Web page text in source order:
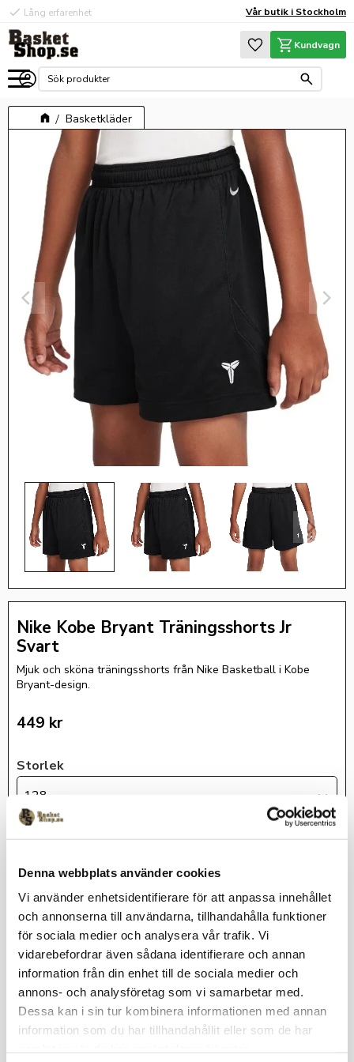
Denna webbplats använder cookies
Vi använder enhetsidentifierare för att anpassa innehållet
och annonserna till användarna, tillhandahålla funktioner
för sociala medier och analysera vår trafik. Vi
vidarebefordrar även sådana identifierare och annan
information från din enhet till de sociala medier och
annons- och analysföretag som vi samarbetar med.
Dessa kan i sin tur kombinera informationen med annan
information som du har tillhandahållit eller som de har
Meny
check Lång erfarenhet
check Hög kvalité Vår butik i Stockholm
Favoriter
Kundvagn
Basketkläder
Nike Kobe Bryant Träningsshorts Jr
Svart
Mjuk och sköna träningsshorts från Nike Basketball i Kobe
Bryant-design.
449 kr
Storlek
128
Lagerstatus
I lager
Artikelnr
HJ1005-010-128
Nikes svettavvisande Dri-FIT-teknik håller dig sval och skön i
dessa träningsshorts. Två sidfickor och snöre i midjan.
Art nr: HJ1005-010